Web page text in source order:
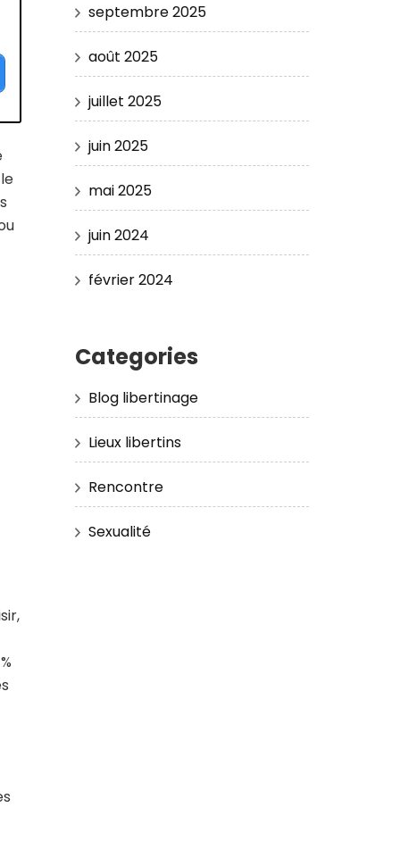
septembre 2025
août 2025
juillet 2025
juin 2025
mai 2025
juin 2024
février 2024
Categories
Blog libertinage
Lieux libertins
Rencontre
Sexualité